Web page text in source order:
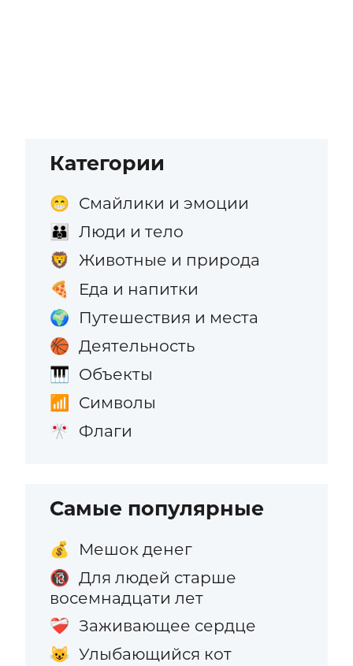
Категории
😁 Смайлики и эмоции
👪 Люди и тело
🦁 Животные и природа
🍕 Еда и напитки
🌍 Путешествия и места
🏀 Деятельность
🎹 Объекты
📶 Символы
🎌 Флаги
Самые популярные
💰 Мешок денег
🔞 Для людей старше
восемнадцати лет
❤️‍🩹 Заживающее сердце
😺 Улыбающийся кот